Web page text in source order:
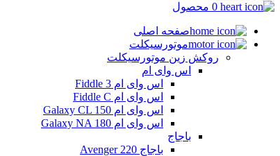
0 محصول
صفحه اصلی
موتورسیکلت
روکش زین موتورسیکلت
اس وای ام
اس وای ام Fiddle 3
اس وای ام Fiddle C
اس وای ام Galaxy CL 150
اس وای ام Galaxy NA 180
باجاج
باجاج Avenger 220